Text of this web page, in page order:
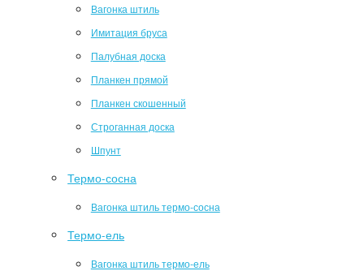
Вагонка штиль
Имитация бруса
Палубная доска
Планкен прямой
Планкен скошенный
Строганная доска
Шпунт
Термо-сосна
Вагонка штиль термо-сосна
Термо-ель
Вагонка штиль термо-ель